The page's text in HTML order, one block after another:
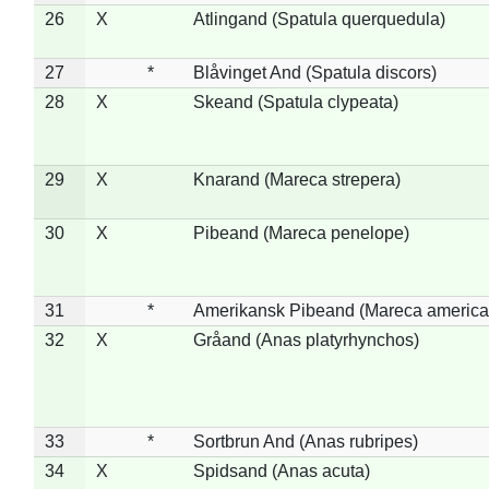
26
X Atlingand (Spatula querquedula)
27 *
Blåvinget And (Spatula discors)
28
X Skeand (Spatula clypeata)
29 X Knarand (Mareca strepera)
30 X Pibeand (Mareca penelope)
31 *
Amerikansk Pibeand (Mareca
32
X Gråand (Anas platyrhynchos)
33 *
Sortbrun And (Anas rubripes)
34
X Spidsand (Anas acuta)